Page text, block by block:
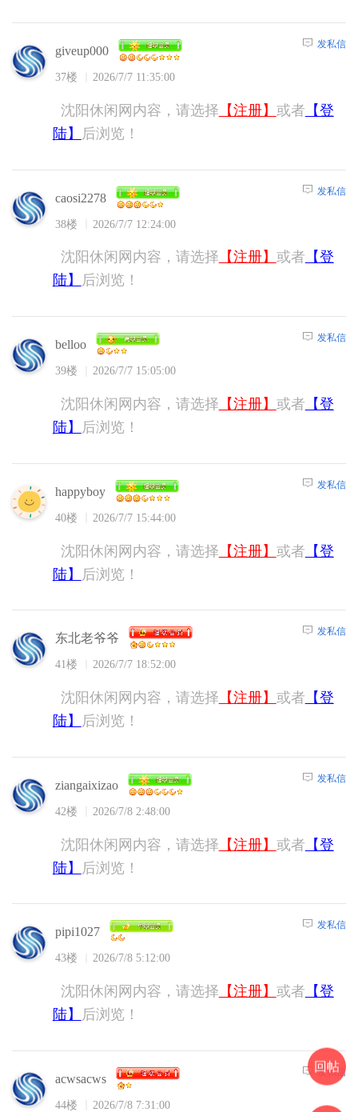
giveup000
37楼 2026/7/7 11:35:00
发私信
沈阳休闲网内容，请选择 【注册】 或者 【登
陆】
后浏览！
caosi2278
38楼 2026/7/7 12:24:00
发私信
沈阳休闲网内容，请选择 【注册】 或者 【登
陆】
后浏览！
belloo
39楼 2026/7/7 15:05:00
发私信
沈阳休闲网内容，请选择 【注册】 或者 【登
陆】
后浏览！
happyboy
40楼 2026/7/7 15:44:00
发私信
沈阳休闲网内容，请选择 【注册】 或者 【登
陆】
后浏览！
东北老爷爷
41楼 2026/7/7 18:52:00
发私信
沈阳休闲网内容，请选择 【注册】 或者 【登
陆】
后浏览！
ziangaixizao
42楼 2026/7/8 2:48:00
发私信
沈阳休闲网内容，请选择 【注册】 或者 【登
陆】
后浏览！
pipi1027
43楼 2026/7/8 5:12:00
发私信
沈阳休闲网内容，请选择 【注册】 或者 【登
陆】
后浏览！
acwsacws
44楼 2026/7/8 7:31:00
发私信
回帖